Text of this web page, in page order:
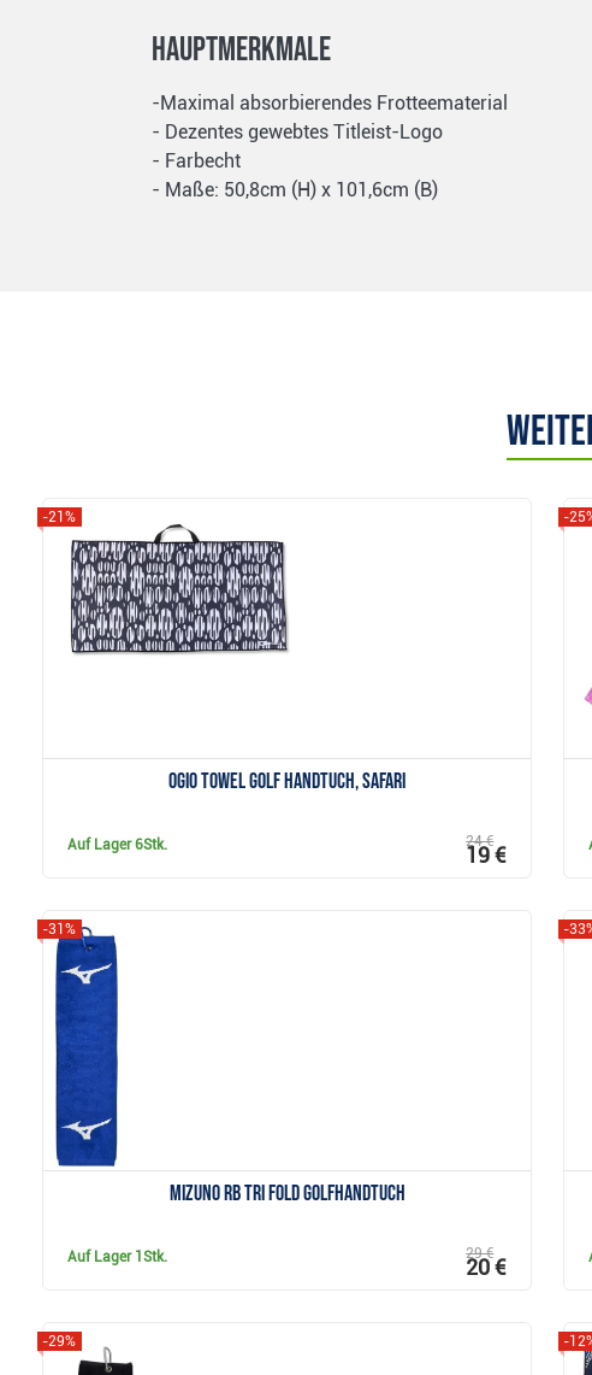
Hauptmerkmale
-Maximal absorbierendes Frotteematerial
- Dezentes gewebtes Titleist-Logo
- Farbecht
- Maße: 50,8cm (H) x 101,6cm (B)
Ogio Towel Golf Handtuch, safari
-21%
Auf Lager6Stk. 24 €
19 €
Anzeigen
-
Mizuno RB Tri Fold Golfhandtuch
-31%
Auf Lager 1Stk. 29 €
20 €
-
-29% -